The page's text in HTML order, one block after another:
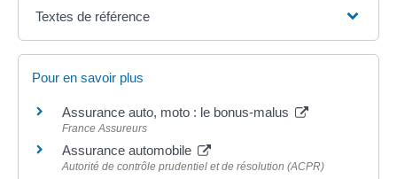
Textes de référence
Pour en savoir plus
Assurance auto, moto : le bonus-malus
France Assureurs
Assurance automobile
Autorité de contrôle prudentiel et de résolution (ACPR)